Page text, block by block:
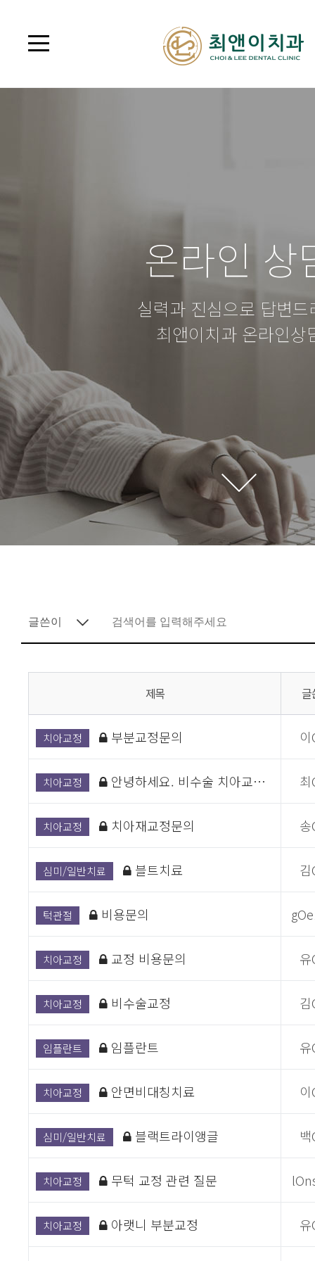
온라인 상
실력과 진심으로 답변드
최앤이치과 온라인상
제목 글
치아교정 부분교정문의
치아교정 안녕하세요. 비수술 치아교…
치아교정 치아재교정문의
심미/일반치료 블트치료
턱관절 비용문의
치아교정 교정 비용문의
치아교정 비수술교정
임플란트 임플란트
치아교정 안면비대칭치료
심미/일반치료 블랙트라이앵글
치아교정 무턱 교정 관련 질문
치아교정 아랫니 부분교정